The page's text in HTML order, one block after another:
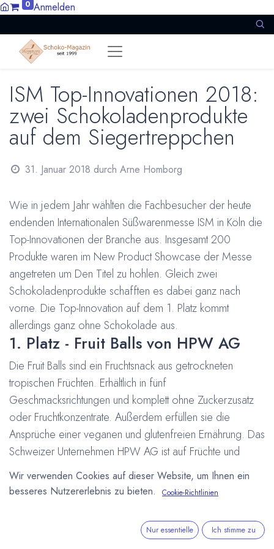
0 Anmelden
ISM Top-Innovationen 2018:
zwei Schokoladenprodukte
auf dem Siegertreppchen
31. Januar 2018 durch Arne Homborg
Wie in jedem Jahr wählten die Fachbesucher der heute
endenden Internationalen Süßwarenmesse ISM in Köln die
Top-Innovationen der Branche aus. Insgesamt 200
Produkte waren im New Product Showcase der Messe
angetreten um Den Titel zu hohlen. Gleich zwei
Schokoladenprodukte schafften es dabei ganz nach
vorne. Die Top-Innovation auf dem 1. Platz kommt
allerdings ganz ohne Schokolade aus.
1. Platz - Fruit Balls von HPW AG
Die Fruit Balls sind ein Fruchtsnack aus getrockneten
tropischen Früchten. Erhältlich in fünf
Geschmacksrichtungen und komplett ohne Zuckerzusatz
oder Fruchtkonzentrate. Außerdem erfüllen sie die
Ansprüche einer veganen und glutenfreien Ernährung. Das
Schweizer Unternehmen HPW AG ist auf Früchte und
Fruchtzubereitungen spezialisiert. Die Fruit Balls werden
direkt in Ghana aus frischen Früchten produziert.
2. Platz - Brasiliero von GOT7
Nutrition GmbH & Co. KG
Auf den zweiten Platz wählten die Fachbesucher eine mit
Wir verwenden Cookies auf dieser Website, um Ihnen ein
besseres Nutzererlebnis zu bieten.
Cookie-Richtlinien
Nur essentielle Ich stimme zu